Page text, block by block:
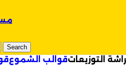
Search
قوالب الشموعالتوزيعات